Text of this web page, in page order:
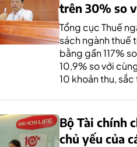
trên 30% so
Tổng cục Thuế
sách ngành thuế
bằng gần 117%
10,9% so với
10 khoản thu,
Bộ Tài chính
chủ yếu của